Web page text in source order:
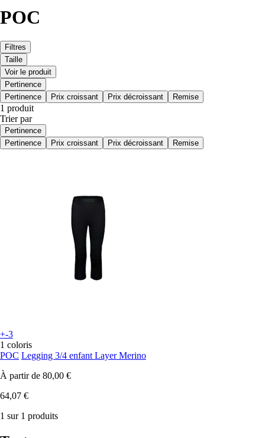
POC
Filtres
Taille
Voir le produit
Pertinence
Pertinence
Prix croissant Prix décroissant Remise
1 produit
Trier par
Pertinence
Pertinence
Prix croissant Prix décroissant Remise
+-3
1 coloris
POC Legging 3/4 enfant Layer Merino
À partir de 80,00 €
64,07 €
1 sur 1 produits